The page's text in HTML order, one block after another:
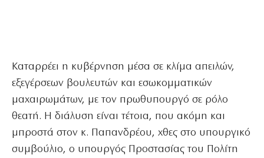
Καταρρέει η κυβέρνηση μέσα σε κλίμα απειλών,
εξεγέρσεων βουλευτών και εσωκομματικών
μαχαιρωμάτων, με τον πρωθυπουργό σε ρόλο
θεατή. Η διάλυση είναι τέτοια, που ακόμη και
μπροστά στον κ. Παπανδρέου, χθες στο υπουργικό
συμβούλιο, ο υπουργός Προστασίας του Πολίτη